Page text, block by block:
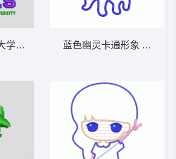
学鹰队标志 鹰头蓝色幽灵卡通形象 蜘蛛侠